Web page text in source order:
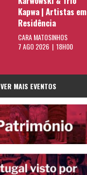
Kapwa | Artistas em
Residência
CARA MATOSINHOS
7 AGO 2026 | 18H00
VER MAIS EVENTOS